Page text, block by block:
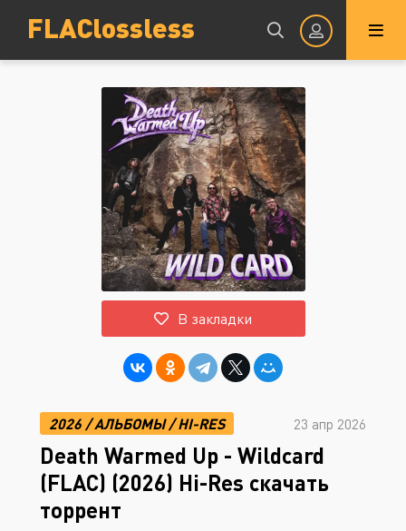
FLAClossless
Запомнить
ВОЙТИ НА САЙТ
Восстановить пароль
Или войти через
В закладки
2026 /АЛЬБОМЫ/HI-RES 23 апр 2026
Death Warmed Up - Wildcard
(FLAC) (2026) Hi-Res скачать
торрент